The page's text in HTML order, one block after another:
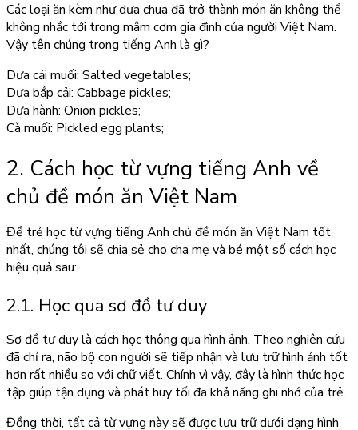
Các loại ăn kèm như dưa chua đã trở thành món ăn không thể
không nhắc tới trong mâm cơm gia đình của người Việt Nam.
Vậy tên chúng trong tiếng Anh là gì?
Dưa cải muối: Salted vegetables;
Dưa bắp cải: Cabbage pickles;
Dưa hành: Onion pickles;
Cà muối: Pickled egg plants;
2. Cách học từ vựng tiếng Anh về
chủ đề món ăn Việt Nam
Để trẻ học từ vựng tiếng Anh chủ đề món ăn Việt Nam tốt
nhất, chúng tôi sẽ chia sẻ cho cha mẹ và bé một số cách học
hiệu quả sau:
2.1. Học qua sơ đồ tư duy
Sơ đồ tư duy là cách học thông qua hình ảnh. Theo nghiên cứu
đã chỉ ra, não bộ con người sẽ tiếp nhận và lưu trữ hình ảnh tốt
hơn rất nhiều so với chữ viết. Chính vì vậy, đây là hình thức học
tập giúp tận dụng và phát huy tối đa khả năng ghi nhớ của trẻ.
Đồng thời, tất cả từ vựng này sẽ được lưu trữ dưới dạng hình